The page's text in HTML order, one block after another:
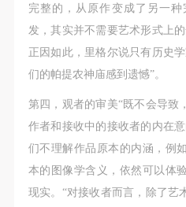
完整的，从原作变成了另一
发，其实并不需要艺术形式上的
正因如此，里格尔说只有历史
们的帕提农神庙感到遗憾”。
第四，观者的审美“既不会导致
作者和接收中的接收者的内在
们不理解作品原本的内涵，例
本的图像学含义，依然可以体
现实。“对接收者而言，除了艺